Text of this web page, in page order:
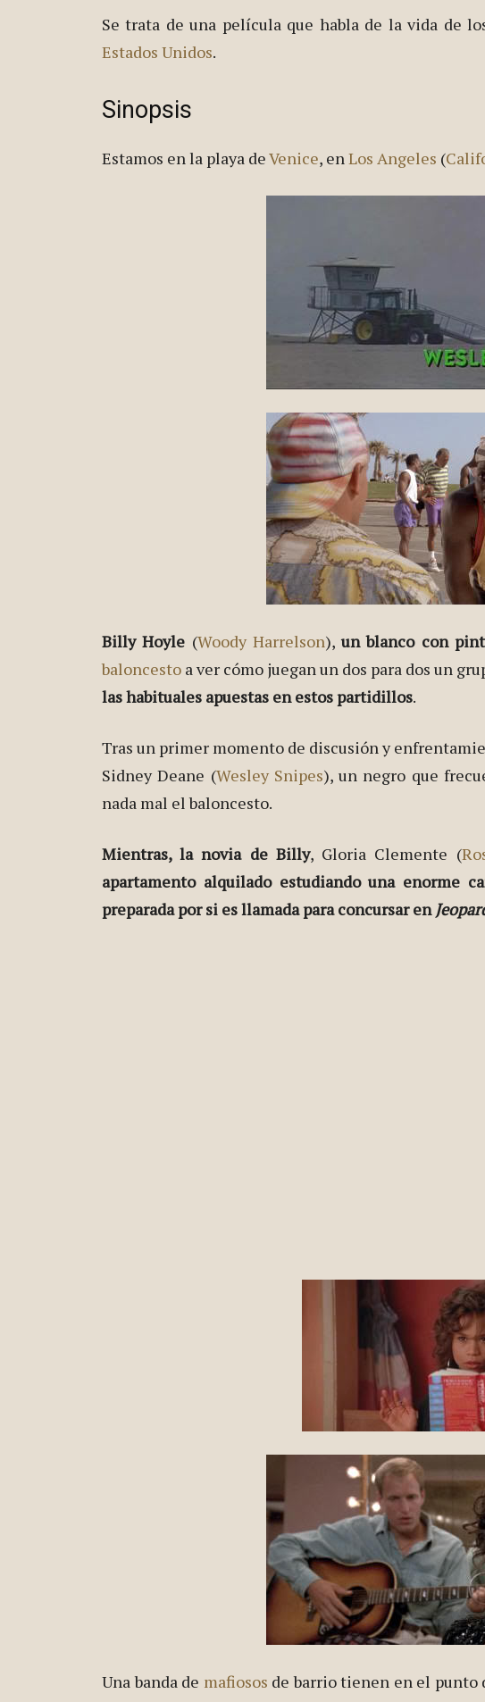
Se trata de una película que habla de la vida de
Estados Unidos.
Sinopsis
Estamos en la playa deVenice, enLos Angeles (
Billy Hoyle (Woody Harrelson),un blanco con
baloncesto a ver cómo juegan un dos para dos un
las habituales apuestas en estos partidillos.
Tras un primer momento de discusión y
Sidney Deane (Wesley Snipes), un negro que
nada mal el baloncesto.
Mientras, la novia de Billy, Gloria Clemente (
apartamento alquilado estudiando una enorme
preparada por si es llamada para concursar en
Una banda de mafiosos de barrio tienen en el punto